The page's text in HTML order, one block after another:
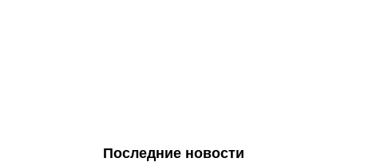
Последние новости